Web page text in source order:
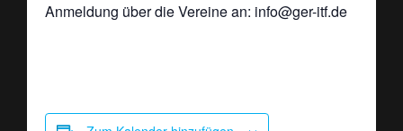
Anmeldung über die Vereine an: info@ger-itf.de